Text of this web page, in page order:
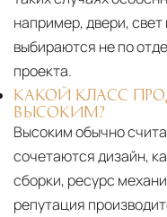
например, двери,
выбираются не по
проекта.
КАКОЙ КЛАСС
ВЫСОКИМ?
Высоким обычно
сочетаются дизайн,
сборки, ресурс
репутация